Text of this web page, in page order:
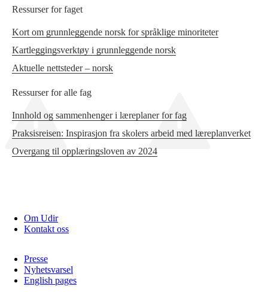
Ressurser for faget
Kort om grunnleggende norsk for språklige minoriteter
Kartleggingsverktøy i grunnleggende norsk
Aktuelle nettsteder – norsk
Ressurser for alle fag
Innhold og sammenhenger i læreplaner for fag
Praksisreisen: Inspirasjon fra skolers arbeid med læreplanverket
Overgang til opplæringsloven av 2024
Om Udir
Kontakt oss
Presse
Nyhetsvarsel
English pages